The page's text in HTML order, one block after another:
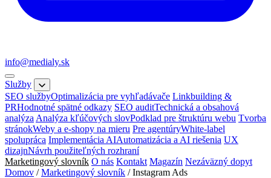
info@medialy.sk
Služby
SEO službyOptimalizácia pre vyhľadávače Linkbuilding &
PRHodnotné spätné odkazy SEO auditTechnická a obsahová
analýza Analýza kľúčových slovPodklad pre štruktúru webu Tvorba
stránokWeby a e-shopy na mieru Pre agentúryWhite-label
spolupráca Implementácia AIAutomatizácia a AI riešenia UX
dizajnNávrh použiteľných rozhraní
Marketingový slovník O nás Kontakt Magazín Nezáväzný dopyt
Domov / Marketingový slovník /Instagram Ads